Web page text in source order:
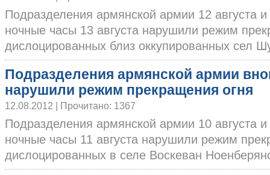
Подразделения армянской армии 12 августа и
ночные часы 13 августа нарушили режим
дислоцированных близ оккупированных сел
Подразделения армянской армии
нарушили режим прекращения огня
12.08.2012 | Прочитано: 1367
Подразделения армянской армии 10 августа и
ночные часы 11 августа нарушили режим
дислоцированных в селе Воскеван